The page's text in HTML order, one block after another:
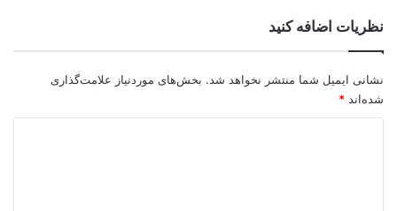
نظریات اضافه کنید
نشانی ایمیل شما منتشر نخواهد شد. بخش‌های موردنیاز علامت‌گذاری
شده‌اند *